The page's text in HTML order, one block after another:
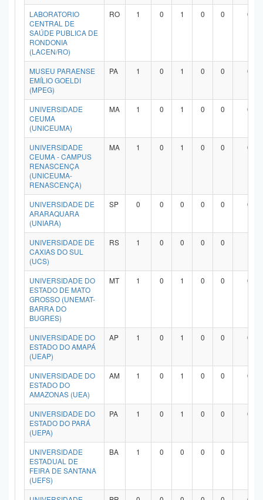
LABORATORIO
CENTRAL DE
SAÚDE PUBLICA DE
RONDONIA
(LACEN/RO)
RO 1 0 1 0 0 0
MUSEU PARAENSE
EMÍLIO GOELDI
(MPEG)
PA 1 0 1 0 0 0
UNIVERSIDADE
CEUMA
(UNICEUMA)
MA 1 0 1 0 0 0
UNIVERSIDADE
CEUMA - CAMPUS
RENASCENÇA
(UNICEUMA-
RENASCENÇA)
MA 1 0 1 0 0 0
UNIVERSIDADE DE
ARARAQUARA
(UNIARA)
SP 0 0 0 0 0 0
UNIVERSIDADE DE
CAXIAS DO SUL
(UCS)
RS 1 0 0 0 0
UNIVERSIDADE DO
ESTADO DE MATO
GROSSO (UNEMAT-
BARRA DO
BUGRES)
MT 1 0 1 0 0 0
UNIVERSIDADE DO
ESTADO DO AMAPÁ
(UEAP)
AP 1 0 1 0 0 0
UNIVERSIDADE DO
ESTADO DO
AMAZONAS (UEA)
AM 1 0 1 0 0 0
UNIVERSIDADE DO
ESTADO DO PARÁ
(UEPA)
PA 1 0 1 0 0 0
UNIVERSIDADE
ESTADUAL DE
FEIRA DE SANTANA
(UEFS)
BA 1 0 0 0 0